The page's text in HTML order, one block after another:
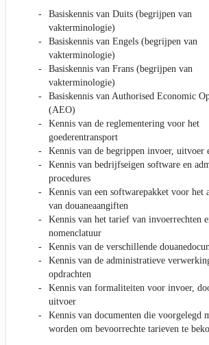
Basiskennis van Duits (begrijpen van
vakterminologie)
Basiskennis van Engels (begrijpen van
vakterminologie)
Basiskennis van Frans (begrijpen van
vakterminologie)
Basiskennis van Authorised Economic
(AEO)
Kennis van de reglementering voor het
goederentransport
Kennis van de begrippen invoer, uitvoer
Kennis van bedrijfseigen software en
procedures
Kennis van een softwarepakket voor het
van douaneaangiften
Kennis van het tarief van invoerrechten
nomenclatuur
Kennis van de verschillende
Kennis van de administratieve
opdrachten
Kennis van formaliteiten voor invoer,
uitvoer
Kennis van documenten die voorgelegd
worden om bevoorrechte tarieven te